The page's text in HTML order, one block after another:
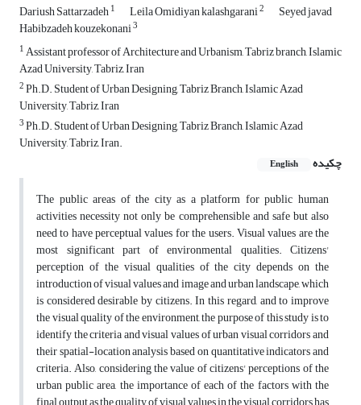
Dariush Sattarzadeh1 Leila Omidiyan kalashgarani2 Seyed javad
Habibzadeh kouzekonani3
1Assistant professor of Architecture and Urbanism, Tabriz branch, Islamic
Azad University, Tabriz, Iran
2Ph.D. Student of Urban Designing, Tabriz Branch, Islamic Azad
University, Tabriz, Iran
3Ph.D. Student of Urban Designing, Tabriz Branch, Islamic Azad
University, Tabriz, Iran.
چکیده
English
The public areas of the city as a platform for public human
activities necessity not only be comprehensible and safe but also
need to have perceptual values for the users. Visual values are the
most significant part of environmental qualities. Citizens'
perception of the visual qualities of the city depends on the
introduction of visual values and image and urban landscape, which
is considered desirable by citizens. In this regard, and to improve
the visual quality of the environment, the purpose of this study is to
identify the criteria and visual values of urban visual corridors and
their spatial-location analysis based on quantitative indicators and
criteria. Also, considering the value of citizens' perceptions of the
urban public area, the importance of each of the factors with the